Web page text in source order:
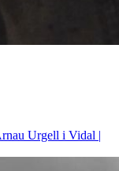
Urgell i Vidal |